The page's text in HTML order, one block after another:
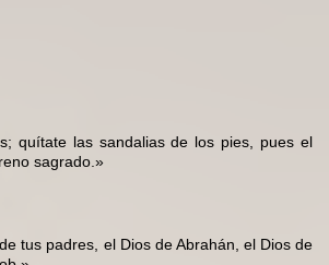
quítate las sandalias de los pies, pues el
sagrado.»
tus padres, el Dios de Abrahán, el Dios de